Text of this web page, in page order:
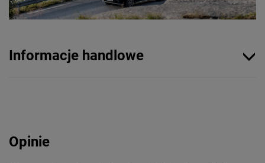
Informacje handlowe
Opinie